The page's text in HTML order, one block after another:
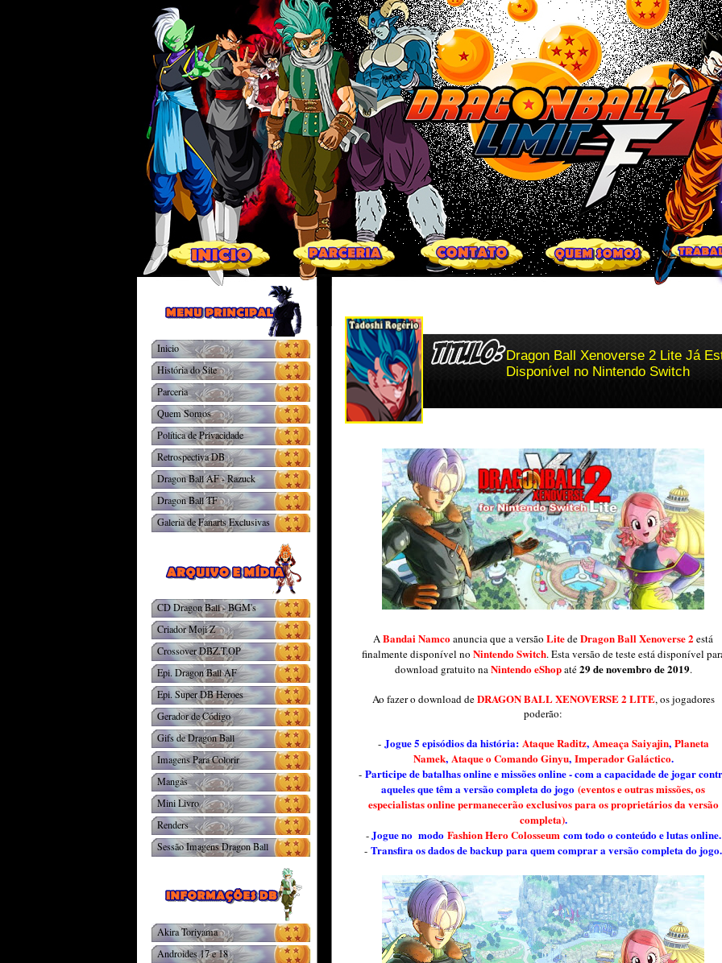
Dragon Ball Xenoverse 2 Lite Já
Disponível no Nintendo Switch
A Bandai Namcoanuncia que a versão LitedeDragon Ball Xenoverse 2 está
finalmente disponível no Nintendo Switch. Esta versão de teste está disponível
download gratuito na Nintendo eShopaté29 de novembro de 2019.
Ao fazer o download deDRAGON BALL XENOVERSE 2 LITE, os jogadores
poderão:
- Jogue 5 episódios da história: Ataque Raditz, Ameaça Saiyajin, Planeta
Namek, Ataque o Comando Ginyu, Imperador Galáctico.
- Participe de batalhas online e missões online - com a capacidade de jogar
aqueles que têm a versão completa do jogo (eventos e outras missões, os
especialistas online permanecerão exclusivos para os proprietários da versão
completa).
-Jogue no modo Fashion Hero Colosseum com todo o conteúdo e lutas online.
- Transfira os dados de backup para quem comprar a versão completa do jogo.
Inicio
História do Site
Parceria
Quem Somos
Política de Privacidade
Retrospectiva DB
Dragon Ball AF - Razuck
Dragon Ball TF
Galeria de Fanarts Exclusivas
CD Dragon Ball - BGM's
Criador Moji Z
Crossover DBZ.T.OP
Epi. Dragon Ball AF
Epi. Super DB Heroes
Gerador de Código
Gifs de Dragon Ball
Imagens Para Colorir
Mangás
Mini Livro
Renders
Sessão Imagens Dragon Ball
Akira Toriyama
Androides 17 e 18